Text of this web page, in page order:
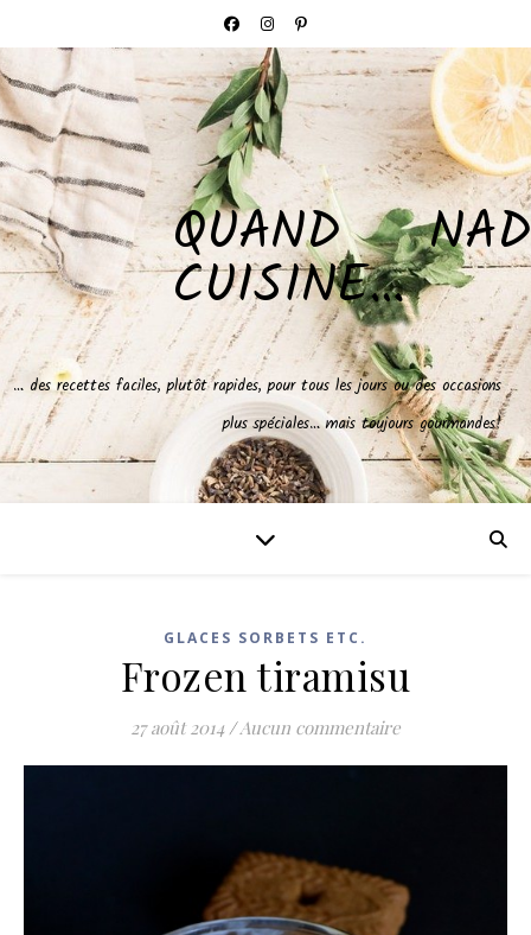
QUAND NAD
CUISINE…
… des recettes faciles, plutôt rapides, pour tous les jours ou des occasions
plus spéciales… mais toujours gourmandes!
GLACES SORBETS ETC.
Frozen tiramisu
27 août 2014 /Aucun commentaire